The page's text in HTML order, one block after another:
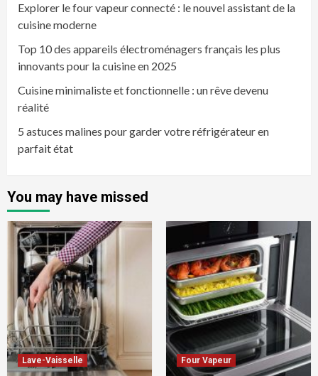
Explorer le four vapeur connecté : le nouvel assistant de la
cuisine moderne
Top 10 des appareils électroménagers français les plus
innovants pour la cuisine en 2025
Cuisine minimaliste et fonctionnelle : un rêve devenu
réalité
5 astuces malines pour garder votre réfrigérateur en
parfait état
You may have missed
Lave-Vaisselle Four Vapeur